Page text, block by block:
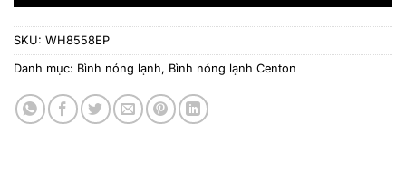
SKU: WH8558EP
Danh mục: Bình nóng lạnh, Bình nóng lạnh Centon